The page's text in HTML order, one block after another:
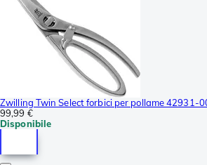
Zwilling Twin Select forbici per pollame 42931-
99,99 €
Disponibile